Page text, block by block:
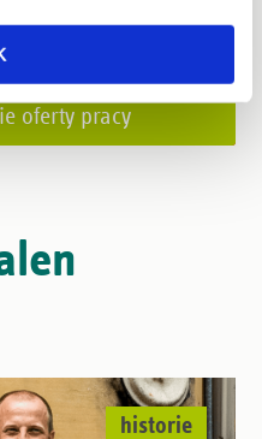
oferty pracy
historie